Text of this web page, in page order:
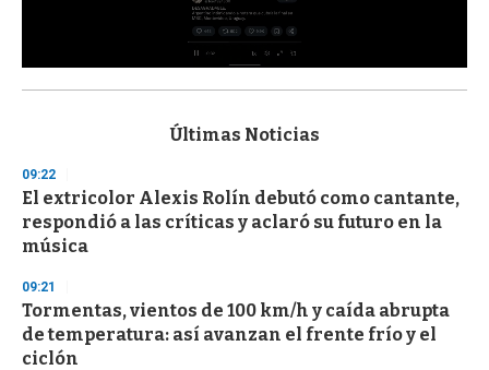
s
d
s
o
f
3
s
e
c
o
n
Últimas Noticias
09:22
El extricolor Alexis Rolín debutó como cantante,
respondió a las críticas y aclaró su futuro en la
música
09:21
Tormentas, vientos de 100 km/h y caída abrupta
de temperatura: así avanzan el frente frío y el
ciclón